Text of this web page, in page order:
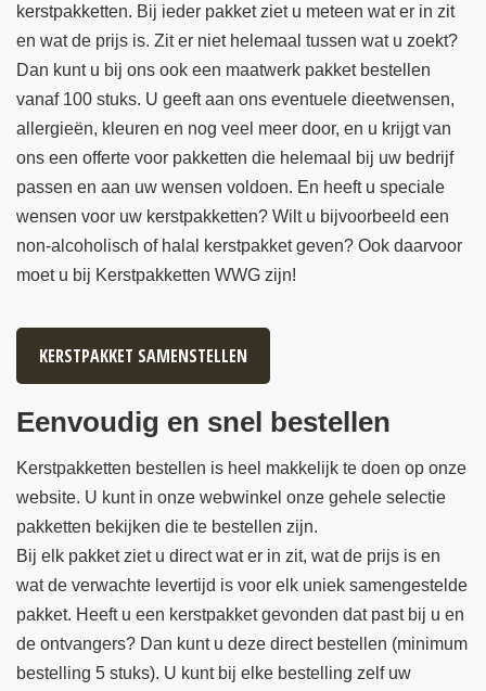
kerstpakketten. Bij ieder pakket ziet u meteen wat er in zit
en wat de prijs is. Zit er niet helemaal tussen wat u zoekt?
Dan kunt u bij ons ook een maatwerk pakket bestellen
vanaf 100 stuks. U geeft aan ons eventuele dieetwensen,
allergieën, kleuren en nog veel meer door, en u krijgt van
ons een offerte voor pakketten die helemaal bij uw bedrijf
passen en aan uw wensen voldoen. En heeft u speciale
wensen voor uw kerstpakketten? Wilt u bijvoorbeeld een
non-alcoholisch of halal kerstpakket geven? Ook daarvoor
moet u bij Kerstpakketten WWG zijn!
KERSTPAKKET SAMENSTELLEN
Eenvoudig en snel bestellen
Kerstpakketten bestellen is heel makkelijk te doen op onze
website. U kunt in onze webwinkel onze gehele selectie
pakketten bekijken die te bestellen zijn.
Bij elk pakket ziet u direct wat er in zit, wat de prijs is en
wat de verwachte levertijd is voor elk uniek samengestelde
pakket. Heeft u een kerstpakket gevonden dat past bij u en
de ontvangers? Dan kunt u deze direct bestellen (minimum
bestelling 5 stuks). U kunt bij elke bestelling zelf uw